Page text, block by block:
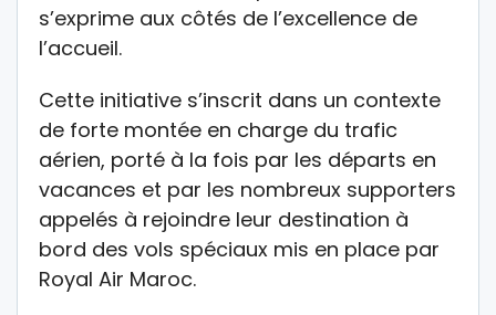
s’exprime aux côtés de l’excellence de
l’accueil.
Cette initiative s’inscrit dans un contexte
de forte montée en charge du trafic
aérien, porté à la fois par les départs en
vacances et par les nombreux supporters
appelés à rejoindre leur destination à
bord des vols spéciaux mis en place par
Royal Air Maroc.